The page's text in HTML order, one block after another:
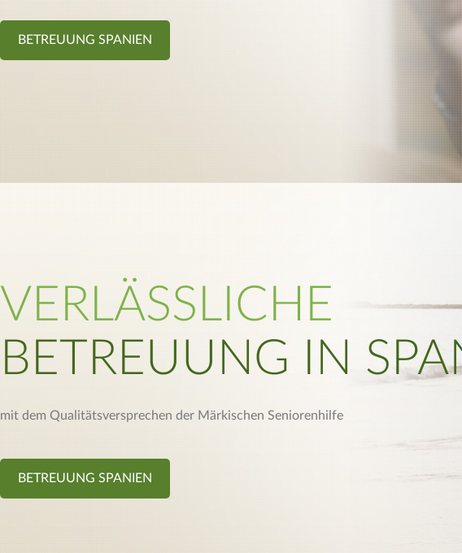
BETREUUNG SPANIEN
VERLÄSSLICHE
BETREUUNG IN
mit dem Qualitätsversprechen der Märkischen Seniorenhilfe
BETREUUNG SPANIEN